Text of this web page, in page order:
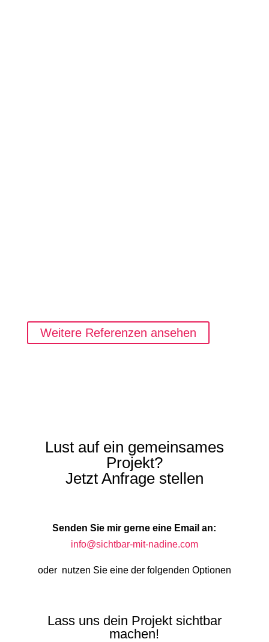
Weitere Referenzen ansehen
Lust auf ein gemeinsames
Projekt?
Jetzt Anfrage stellen
Senden Sie mir gerne eine Email an:
info@sichtbar-mit-nadine.com
oder nutzen Sie eine der folgenden Optionen
Lass uns dein Projekt sichtbar
machen!